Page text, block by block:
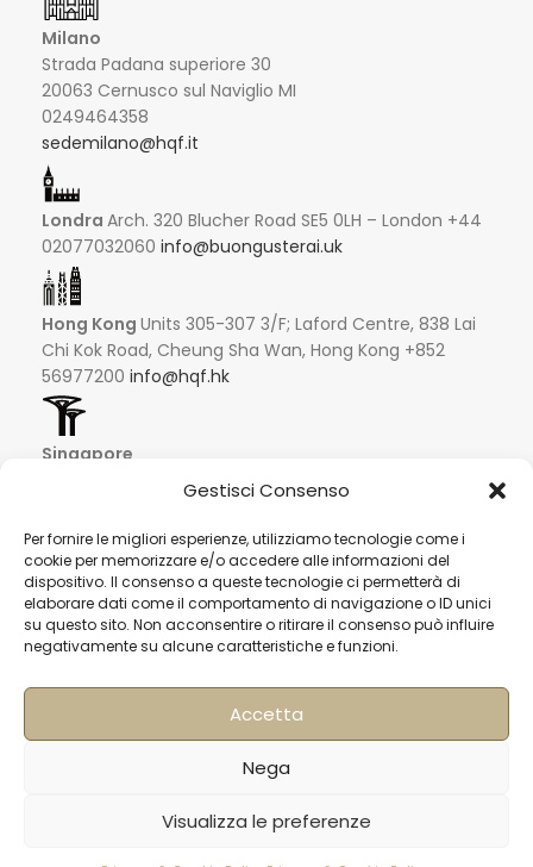
Gestisci Consenso
Per fornire le migliori esperienze, utilizziamo tecnologie come i
cookie per memorizzare e/o accedere alle informazioni del
dispositivo. Il consenso a queste tecnologie ci permetterà di
elaborare dati come il comportamento di navigazione o ID unici
su questo sito. Non acconsentire o ritirare il consenso può influire
negativamente su alcune caratteristiche e funzioni.
Accetta
Nega
Visualizza le preferenze
Milano
Strada Padana superiore 30
20063 Cernusco sul Naviglio MI
0249464358
sedemilano@hqf.it
Londra Arch. 320 Blucher Road SE5 0LH – London +44
02077032060 info@buongusterai.uk
Hong Kong Units 305-307 3/F; Laford Centre, 838 Lai
Chi Kok Road, Cheung Sha Wan, Hong Kong +852
56977200 info@hqf.hk
Singapore
16 Raffles Quay #33-03
048581 – Singapore
+852 9019 2998
info@hqf.sg
Ibiza
Local 2 (Can Negre) Santa Eularia 07813, Ibiza Baleares
info@hqf.es
© 2022 Copyright Buongusterai - High Quality Food S.p.A. -
P.iva 08309911009
Pagamenti sicuri